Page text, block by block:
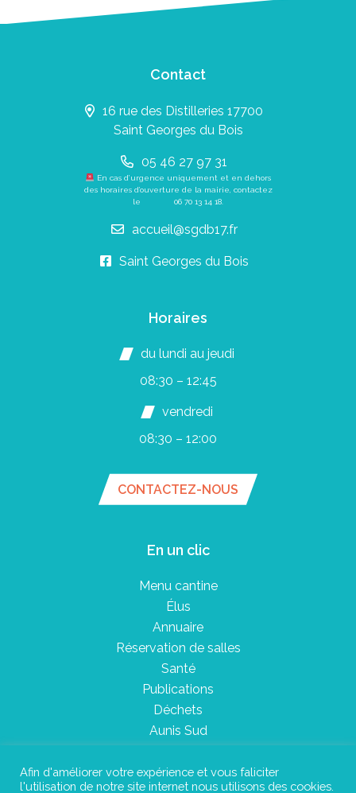
Contact
16 rue des Distilleries 17700
Saint Georges du Bois
05 46 27 97 31
En cas d’urgence uniquement et en dehors
des horaires d’ouverture de la mairie, contactez
le 06 70 13 14 18.
accueil@sgdb17.fr
Saint Georges du Bois
Horaires
du lundi au jeudi
08:30 – 12:45
vendredi
08:30 – 12:00
CONTACTEZ-NOUS
En un clic
Menu cantine
Élus
Annuaire
Réservation de salles
Santé
Publications
Déchets
Aunis Sud
Plan du site
Afin d'améliorer votre expérience et vous faliciter
l'utilisation de notre site internet nous utilisons des cookies.